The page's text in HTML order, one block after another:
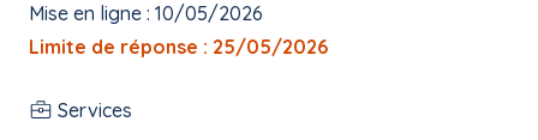
Mise en ligne : 10/05/2026
Limite de réponse : 25/05/2026
Services